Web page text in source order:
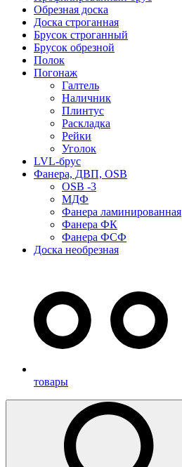
Обрезная доска
Доска строганная
Брусок строганный
Брусок обрезной
Полок
Погонаж
Галтель
Наличник
Плинтус
Раскладка
Рейки
Уголок
LVL-брус
Фанера, ДВП, OSB
OSB -3
МДФ
Фанера ламинированная
Фанера ФК
Фанера ФСФ
Доска необрезная
товары